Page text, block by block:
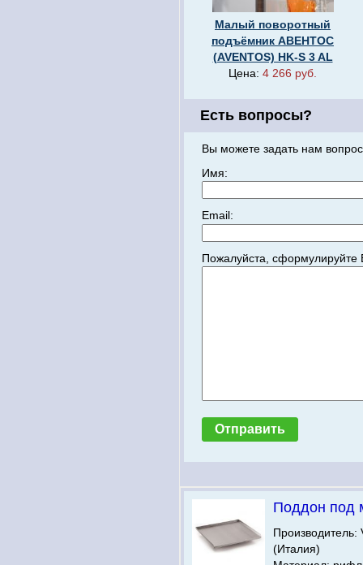
Малый поворотный
подъёмник АВЕНТОС
(AVENTOS) HK-S 3 AL
Цена: 4 266 руб.
Есть вопросы?
Вы можете задать нам
Имя:
Email:
Пожалуйста,
Поддон под
Производитель:
(Италия)